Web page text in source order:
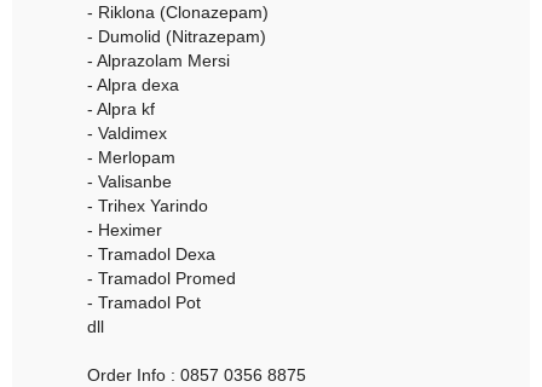
- Riklona (Clonazepam)
- Dumolid (Nitrazepam)
- Alprazolam Mersi
- Alpra dexa
- Alpra kf
- Valdimex
- Merlopam
- Valisanbe
- Trihex Yarindo
- Heximer
- Tramadol Dexa
- Tramadol Promed
- Tramadol Pot
dll
Order Info : 0857 0356 8875